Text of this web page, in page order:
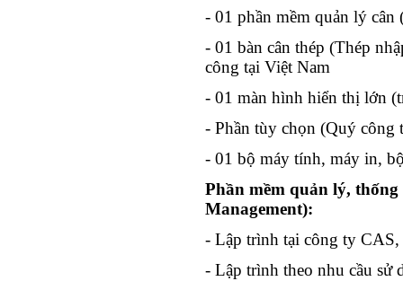
- 01 phần mềm quản lý cân
- 01 bàn cân thép (Thép
công tại Việt Nam
- 01 màn hình hiển thị lớn
- Phần tùy chọn (Quý công
- 01 bộ máy tính, máy in,
Phần mềm quản lý,
Management):
- Lập trình tại công ty CAS,
- Lập trình theo nhu cầu sử